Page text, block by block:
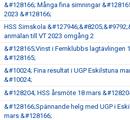
&#128166; Många fina simningar
2023 &#128166;
HSS Simskola
anmälan till VT 2023 omgång 2
&#128165;Vinst i Femklubbs lagtävlingen
&#128165;
&#10024; Fina resultat i UGP Eskilstuna
&#10024;
&#128204; HSS årsmöte 18 mars
&#128166;Spännande helg med UGP i
mars &#128166;